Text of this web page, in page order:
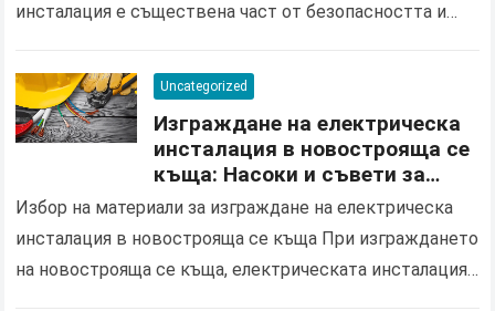
инсталация е съществена част от безопасността и
Uncategorized
Изграждане на електрическа
инсталация в новострояща се
къща: Насоки и съвети за
избор на правилните
материали и процес на
инсталация
Избор на материали за изграждане на електрическа
инсталация в новострояща се къща При изграждането
на новострояща се къща, електрическата инсталация